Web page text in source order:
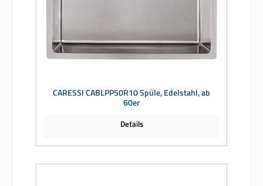
CARESSI CABLPP50R10 Spüle, Edelstahl, ab
60er
Details